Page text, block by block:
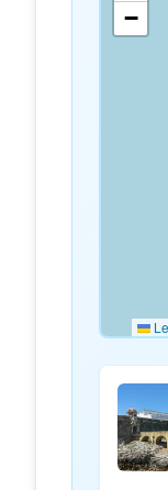
Mundo
a
por
📌À
Forte
Na
em
carta
Fort
the
The
−